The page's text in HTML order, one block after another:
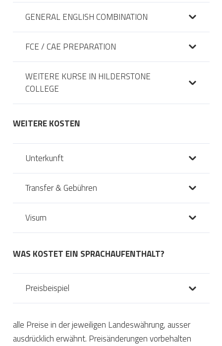
GENERAL ENGLISH COMBINATION
FCE / CAE PREPARATION
WEITERE KURSE IN HILDERSTONE
COLLEGE
WEITERE KOSTEN
Unterkunft
Transfer & Gebühren
Visum
WAS KOSTET EIN SPRACHAUFENTHALT?
Preisbeispiel
alle Preise in der jeweiligen Landeswährung, ausser
ausdrücklich erwähnt. Preisänderungen vorbehalten